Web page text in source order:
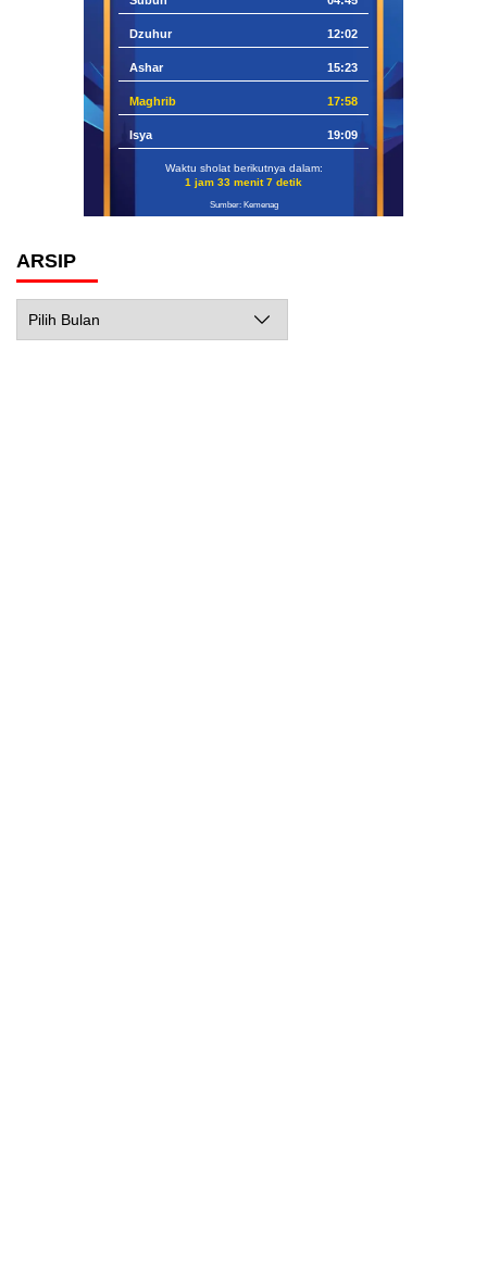
Dzuhur 12:02
Ashar 15:23
Maghrib 17:58
Isya 19:09
Waktu sholat berikutnya dalam:
1 jam 33 menit 6 detik
Sumber: Kemenag
ARSIP